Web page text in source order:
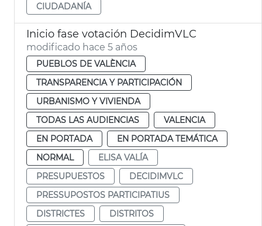
CIUDADANÍA
Inicio fase votación DecidimVLC
modificado hace 5 años
PUEBLOS DE VALÈNCIA
TRANSPARENCIA Y PARTICIPACIÓN
URBANISMO Y VIVIENDA
TODAS LAS AUDIENCIAS
VALENCIA
EN PORTADA
EN PORTADA TEMÁTICA
NORMAL
ELISA VALÍA
PRESUPUESTOS
DECIDIMVLC
PRESSUPOSTOS PARTICIPATIUS
DISTRICTES
DISTRITOS